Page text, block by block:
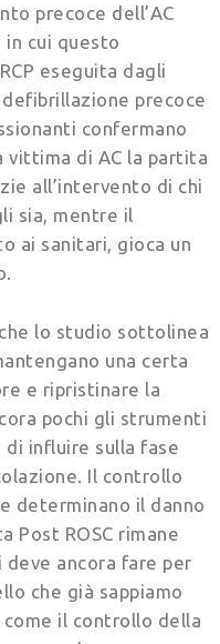
precoce dell’AC
in cui questo
eseguita dagli
precoce
confermano
vittima di AC la partita
all’intervento di chi
sia, mentre il
ai sanitari, gioca un
lo studio sottolinea
una certa
e ripristinare la
pochi gli strumenti
influire sulla fase
Il controllo
determinano il danno
Post ROSC rimane
ancora fare per
che già sappiamo
il controllo della